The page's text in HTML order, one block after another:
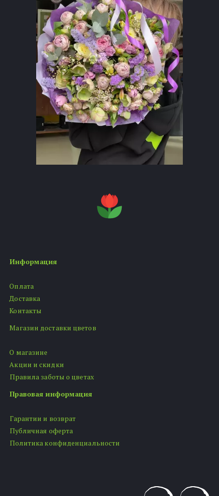
Информация
Оплата
Доставка
Контакты
Магазин доставки цветов
О магазине
Акции и скидки
Правила заботы о цветах
Правовая информация
Гарантии и возврат
Публичная оферта
Политика конфиденциальности